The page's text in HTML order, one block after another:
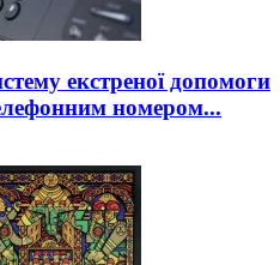
екстреної допомоги
номером...